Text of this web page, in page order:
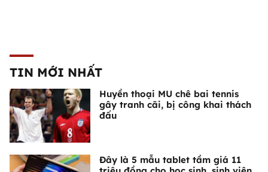
TIN MỚI NHẤT
Huyền thoại MU chê bai tennis
gây tranh cãi, bị công khai thách
đấu
Đây là 5 mẫu tablet tầm giá 11